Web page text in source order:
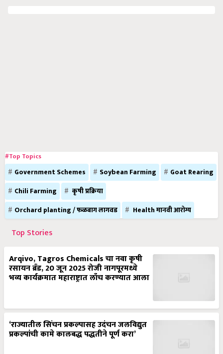
#Top Topics
Government Schemes Soybean Farming
Goat Rearing
Chili Farming
कृषी प्रक्रिया
Orchard planting / फळबाग लागवड
Health मानवी आरोग्य
Top Stories
Arqivo, Tagros Chemicals चा नवा कृषी
रसायन ब्रँड, 20 जून 2025 रोजी नागपूरमध्ये
भव्य कार्यक्रमात महाराष्ट्रात लाँच करण्यात आला
‘राज्यातील सिंचन प्रकल्पासह उदंचन जलविद्युत
प्रकल्पांची कामे कालबद्ध पद्धतीने पूर्ण करा’